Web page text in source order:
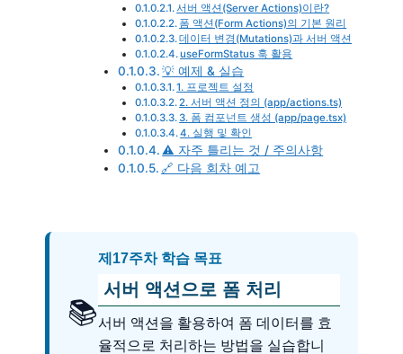
서버 액션(Server Actions)이란?
폼 액션(Form Actions)의 기본 원리
데이터 변경(Mutations)과 서버 액션
useFormStatus 훅 활용
💡 예제 & 실습
1. 프로젝트 설정
2. 서버 액션 정의 (app/actions.ts)
3. 폼 컴포넌트 생성 (app/page.tsx)
4. 실행 및 확인
⚠️ 자주 틀리는 것 / 주의사항
🔗 다음 회차 예고
📚
제17주차 학습 목표
서버 액션으로 폼 처리
서버 액션을 활용하여 폼 데이터를 효
율적으로 처리하는 방법을 실습합니